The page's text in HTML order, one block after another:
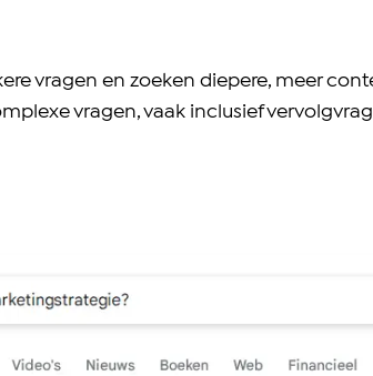
vragen en zoeken diepere, meer
vragen, vaak inclusief